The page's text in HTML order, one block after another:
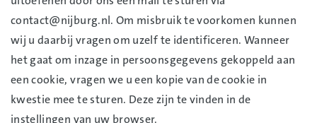
contact@nijburg.nl. Om misbruik te voorkomen kunnen
wij u daarbij vragen om uzelf te identificeren. Wanneer
het gaat om inzage in persoonsgegevens gekoppeld aan
een cookie, vragen we u een kopie van de cookie in
kwestie mee te sturen. Deze zijn te vinden in de
instellingen van uw browser.